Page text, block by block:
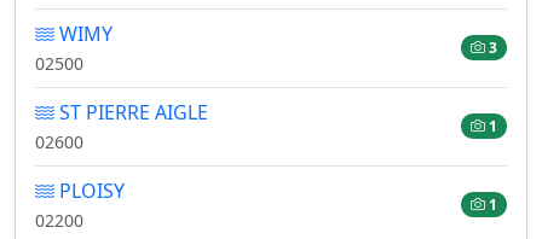
WIMY
02500
3
ST PIERRE AIGLE
02600
1
PLOISY
02200
1